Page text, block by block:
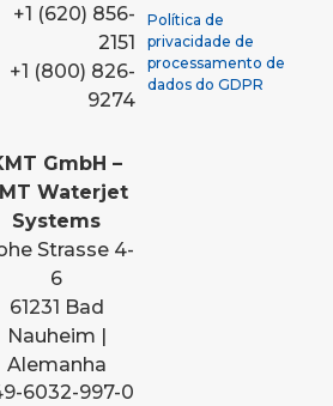
+1 (620) 856-
2151
+1 (800) 826-
9274
GmbH –
Waterjet
Systems
Strasse 4-
6
61231 Bad
Nauheim |
Alemanha
6032-997-0
Política de
privacidade de
processamento de
dados do GDPR